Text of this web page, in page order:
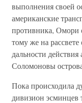
выполнения своей
американские
противника, Омори
тому же на рассвете
дальности
Соломоновы
Пока происходила
дивизион эсминцев